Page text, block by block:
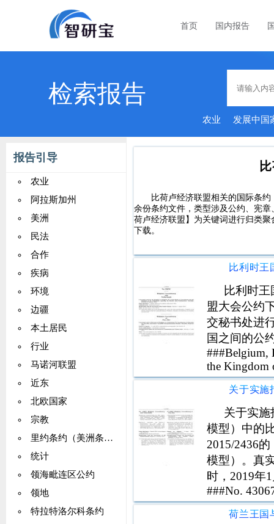
首页 国内报告
检索报告
农业 发展中国
报告引导
农业
阿拉斯加州
美洲
民法
合作
疾病
环境
边疆
本土居民
行业
马诺河联盟
近东
北欧国家
宗教
里约条约（美洲条约）
统计
领海毗连区公约
领地
特拉特洛尔科条约
比荷卢经济联盟相关的国际条
余份条约文件，类型涉及公约、宪
荷卢经济联盟】为关键词进行归类
下载。
比利时
盟大会公约
交秘书处进
国之间的公
###Belgium,
the Kingdom
关于实施
模型）中的
2015/2436
模型）。真
时，2019年
###No.